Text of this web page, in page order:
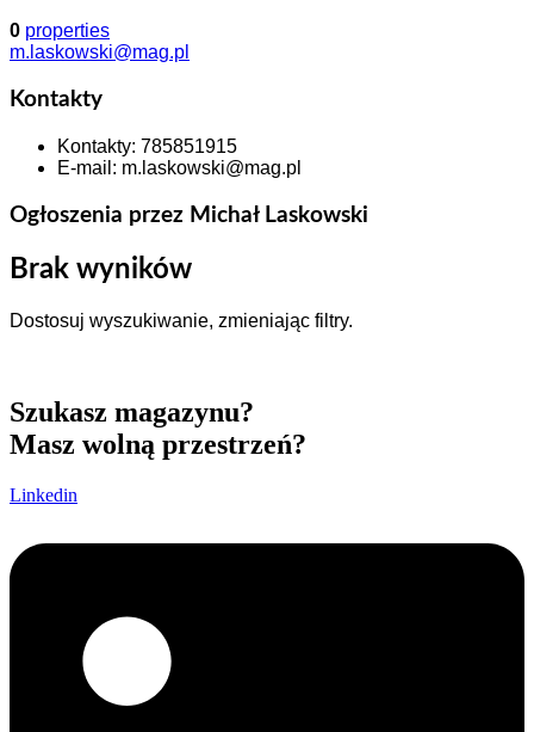
0 properties
m.laskowski@mag.pl
Kontakty
Kontakty: 785851915
E-mail : m.laskowski@mag.pl
Ogłoszenia przez Michał Laskowski
Brak wyników
Dostosuj wyszukiwanie, zmieniając filtry.
Szukasz magazynu?
Masz wolną przestrzeń?
Linkedin